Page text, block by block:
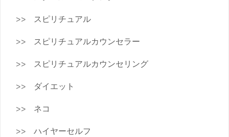
スピリチュアル
スピリチュアルカウンセラー
スピリチュアルカウンセリング
ダイエット
ネコ
ハイヤーセルフ